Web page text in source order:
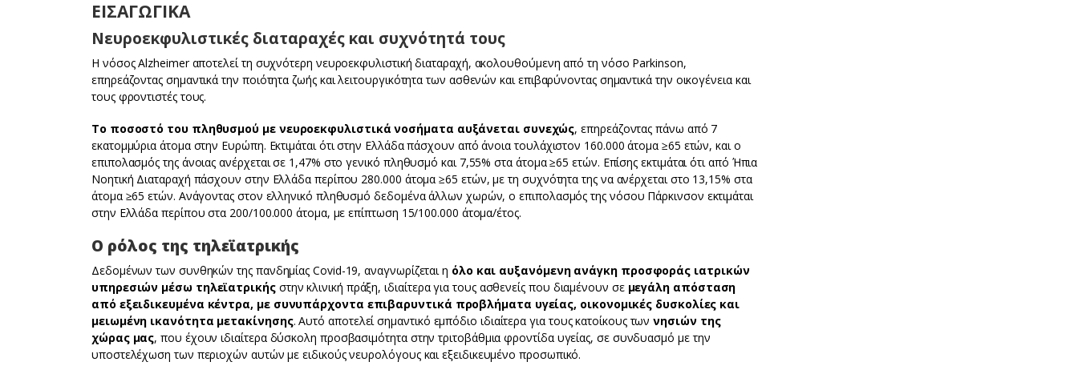
ΕΙΣΑΓΩΓΙΚΑ
Νευροεκφυλιστικές διαταραχές και συχνότητά τους
Η νόσος Alzheimer αποτελεί τη συχνότερη νευροεκφυλιστική διαταραχή, ακολουθούμενη από τη νόσο Parkinson,
επηρεάζοντας σημαντικά την ποιότητα ζωής και λειτουργικότητα των ασθενών και επιβαρύνοντας σημαντικά την οικογένεια και
τους φροντιστές τους.
Το ποσοστό του πληθυσμού με νευροεκφυλιστικά νοσήματα αυξάνεται συνεχώς, επηρεάζοντας πάνω από 7
εκατομμύρια άτομα στην Ευρώπη. Εκτιμάται ότι στην Ελλάδα πάσχουν από άνοια τουλάχιστον 160.000 άτομα ≥65 ετών, και ο
επιπολασμός της άνοιας ανέρχεται σε 1,47% στο γενικό πληθυσμό και 7,55% στα άτομα ≥65 ετών. Επίσης εκτιμάται ότι από Ήπια
Νοητική Διαταραχή πάσχουν στην Ελλάδα περίπου 280.000 άτομα ≥65 ετών, με τη συχνότητα της να ανέρχεται στο 13,15% στα
άτομα ≥65 ετών. Ανάγοντας στον ελληνικό πληθυσμό δεδομένα άλλων χωρών, ο επιπολασμός της νόσου Πάρκινσον εκτιμάται
στην Ελλάδα περίπου στα 200/100.000 άτομα, με επίπτωση 15/100.000 άτομα/έτος.
Ο ρόλος της τηλεϊατρικής
Δεδομένων των συνθηκών της πανδημίας Covid-19, αναγνωρίζεται η όλο και αυξανόμενη ανάγκη προσφοράς ιατρικών
υπηρεσιών μέσω τηλεϊατρικήςστην κλινική πράξη, ιδιαίτερα για τους ασθενείς που διαμένουν σε μεγάλη απόσταση
από εξειδικευμένα κέντρα, με συνυπάρχοντα επιβαρυντικά προβλήματα υγείας, οικονομικές δυσκολίες και
μειωμένη ικανότητα μετακίνησης. Αυτό αποτελεί σημαντικό εμπόδιο ιδιαίτερα για τους κατοίκους τωννησιών της
χώρας μας, που έχουν ιδιαίτερα δύσκολη προσβασιμότητα στην τριτοβάθμια φροντίδα υγείας, σε συνδυασμό με την
υποστελέχωση των περιοχών αυτών με ειδικούς νευρολόγους και εξειδικευμένο προσωπικό.